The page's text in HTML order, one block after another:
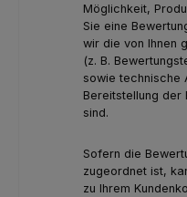
Möglichkeit,
Sie eine
wir die von Ihnen
(z. B.
sowie technische
Bereitstellung der
sind.
Sofern die
zugeordnet ist,
zu Ihrem